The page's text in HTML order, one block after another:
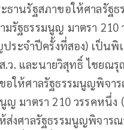
ะธานรัฐสภาขอให้ศาลรั
รัฐธรรมนูญ มาตรา
ประจำปีครั้งที่สอง) เป็น
.ว. และนายวิสุทธิ์ ไชยณ
อให้ศาลรัฐธรรมนูญพิจ
ญ มาตรา 210 วรรคหนึ่ง
ส่งศาลรัฐธรรมนูญพิจาร